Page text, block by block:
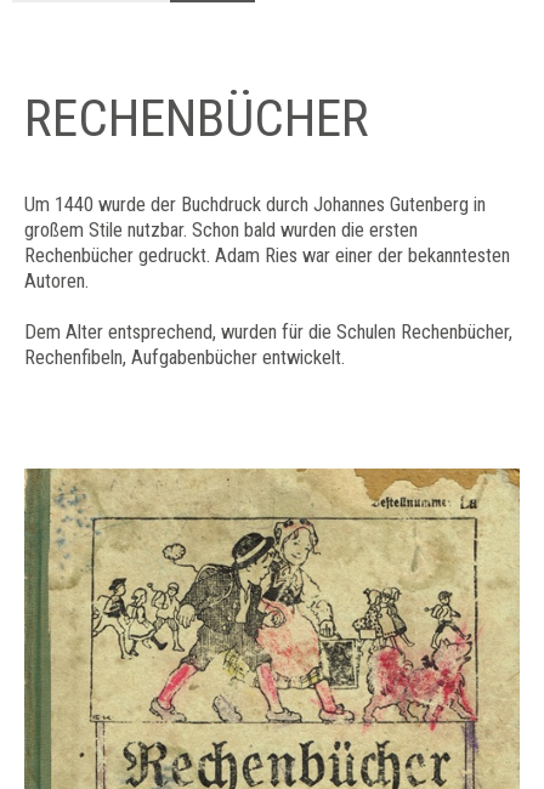
RECHENBÜCHER
Um 1440 wurde der Buchdruck durch Johannes Gutenberg in
großem Stile nutzbar. Schon bald wurden die ersten
Rechenbücher gedruckt. Adam Ries war einer der bekanntesten
Autoren.
Dem Alter entsprechend, wurden für die Schulen Rechenbücher,
Rechenfibeln, Aufgabenbücher entwickelt.